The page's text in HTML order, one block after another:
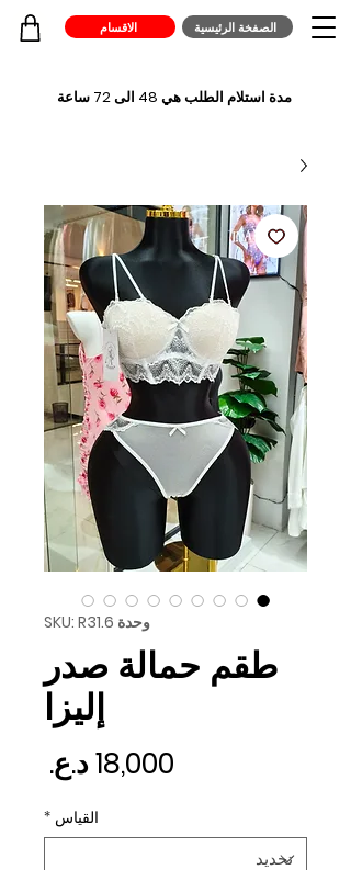
الصفخة الرئيسية الاقسام
مدة استلام الطلب هي 48 الى 72 ساعة
وحدة SKU: R31.6
طقم حمالة صدر
إليزا
القياس *